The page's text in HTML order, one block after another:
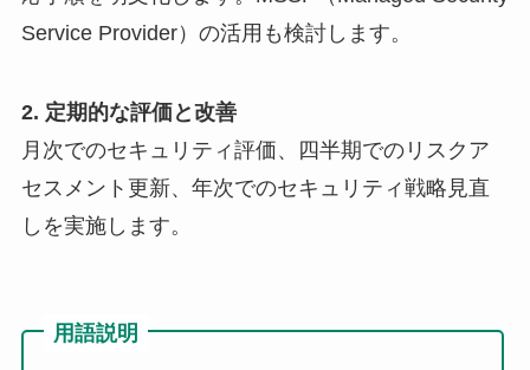
Service Provider）の活用も検討します。
2. 定期的な評価と改善
月次でのセキュリティ評価、四半期でのリスクア
セスメント更新、年次でのセキュリティ戦略見直
しを実施します。
用語説明